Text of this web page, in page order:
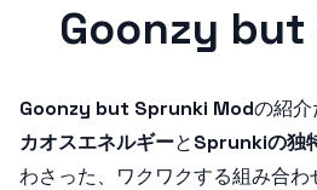
Goonzy
Goonzy but Sprunki Modの紹
カオスエネルギーとSprunkiの独
わさった、ワクワクする組み合わ